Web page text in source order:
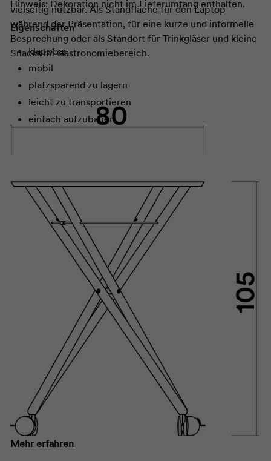
vielseitig nutzbar. Als Standfläche für den Laptop
während der Präsentation, für eine kurze und informelle
Besprechung oder als Standort für Trinkgläser und kleine
Snacks im Gastronomiebereich.
Hinweis: Dekoration nicht im Lieferumfang enthalten.
Eigenschaften
klappbar
mobil
platzsparend zu lagern
leicht zu transportieren
einfach aufzubauen
Mehr erfahren